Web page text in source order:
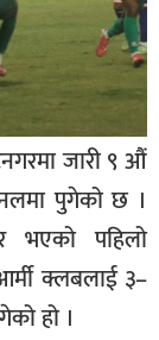
जारी ९ औं
पुगेको छ ।
भएको पहिलो
क्लबलाई ३–
हो ।